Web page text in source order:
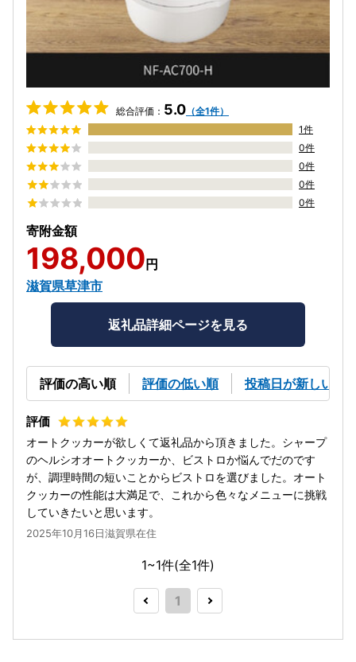
総合評価： 5.0 （全1件）
1件
0件
0件
0件
0件
寄附金額
198,000 円
滋賀県草津市
返礼品詳細ページを見る
評価の高い順 評価の低い順 投稿日が新しい順
オートクッカーが欲しくて返礼品から頂きました。シャープ
のヘルシオオートクッカーか、ビストロか悩んでだのです
が、調理時間の短いことからビストロを選びました。オート
クッカーの性能は大満足で、これから色々なメニューに挑戦
していきたいと思います。
2025年10月16日滋賀県在住
1~1件(全1件)
1